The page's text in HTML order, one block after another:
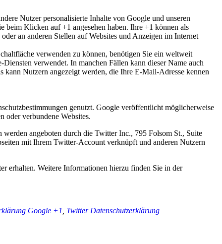
Nutzer personalisierte Inhalte von Google und unseren
beim Klicken auf +1 angesehen haben. Ihre +1 können als
an anderen Stellen auf Websites und Anzeigen im Internet
verwenden zu können, benötigen Sie ein weltweit
verwendet. In manchen Fällen kann dieser Name auch
Nutzern angezeigt werden, die Ihre E-Mail-Adresse kennen
genutzt. Google veröffentlicht möglicherweise
oder verbundene Websites.
angeboten durch die Twitter Inc., 795 Folsom St., Suite
mit Ihrem Twitter-Account verknüpft und anderen Nutzern
erhalten. Weitere Informationen hierzu finden Sie in der
Google +1 Twitter Datenschutzerklärung